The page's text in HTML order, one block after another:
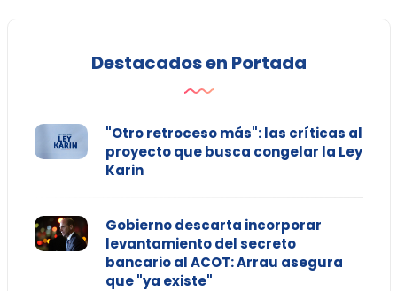
Destacados en Portada
"Otro retroceso más": las críticas al
proyecto que busca congelar la Ley
Karin
Gobierno descarta incorporar
levantamiento del secreto
bancario al ACOT: Arrau asegura
que "ya existe"